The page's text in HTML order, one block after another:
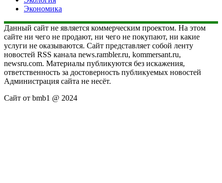
Экономика
Данный сайт не является коммерческим проектом. На этом
сайте ни чего не продают, ни чего не покупают, ни какие
услуги не оказываются. Сайт представляет собой ленту
новостей RSS канала news.rambler.ru, kommersant.ru,
newsru.com. Материалы публикуются без искажения,
ответственность за достоверность публикуемых новостей
Администрация сайта не несёт.
Сайт от bmb1 @ 2024